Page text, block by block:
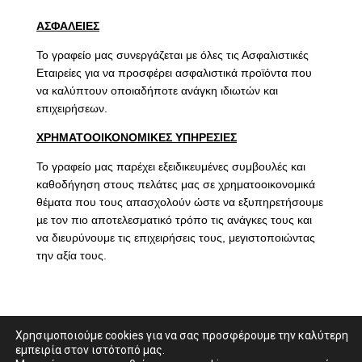
ΑΣΦΑΛΕΙΕΣ
Το γραφείο μας συνεργάζεται με όλες τις Ασφαλιστικές
Εταιρείες για να προσφέρει ασφαλιστικά προϊόντα που
να καλύπτουν οποιαδήποτε ανάγκη ιδιωτών και
επιχειρήσεων.
ΧΡΗΜΑΤΟΟΙΚΟΝΟΜΙΚΕΣ ΥΠΗΡΕΣΙΕΣ
Το γραφείο μας παρέχει εξειδικευμένες συμβουλές και
καθοδήγηση στους πελάτες μας σε χρηματοοικονομικά
θέματα που τους απασχολούν ώστε να εξυπηρετήσουμε
µε τον πιο αποτελεσματικό τρόπο τις ανάγκες τους και
να διευρύνουμε τις επιχειρήσεις τους, μεγιστοποιώντας
την αξία τους.
Χρησιμοποιούμε cookies για να σας προσφέρουμε την καλύτερη
εμπειρία στον ιστότοπό μας.